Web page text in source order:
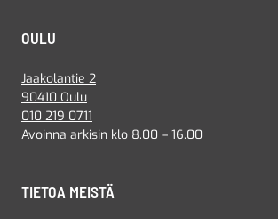
OULU
Jaakolantie 2
90410 Oulu
010 219 0711
Avoinna arkisin klo 8.00 – 16.00
TIETOA MEISTÄ